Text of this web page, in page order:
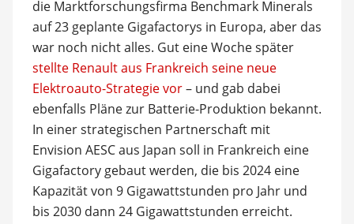
die Marktforschungsfirma Benchmark Minerals
auf 23 geplante Gigafactorys in Europa, aber das
war noch nicht alles. Gut eine Woche später
stellte Renault aus Frankreich seine neue
Elektroauto-Strategie vor– und gab dabei
ebenfalls Pläne zur Batterie-Produktion bekannt.
In einer strategischen Partnerschaft mit
Envision AESC aus Japan soll in Frankreich eine
Gigafactory gebaut werden, die bis 2024 eine
Kapazität von 9 Gigawattstunden pro Jahr und
bis 2030 dann 24 Gigawattstunden erreicht.